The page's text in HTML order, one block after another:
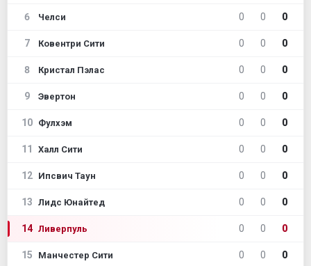
6 Челси 0 0 0
7 Ковентри Сити 0 0 0
8 Кристал Пэлас 0 0 0
9 Эвертон 0 0 0
10 Фулхэм 0 0 0
11 Халл Сити 0 0 0
12 Ипсвич Таун 0 0 0
13 Лидс Юнайтед 0 0 0
14 Ливерпуль 0 0 0
15 Манчестер Сити 0 0 0